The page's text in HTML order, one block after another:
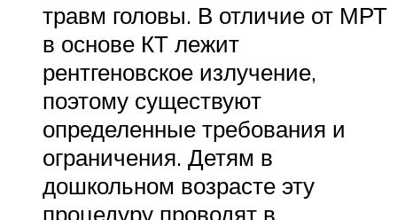
травм головы. В отличие от МРТ
в основе КТ лежит
рентгеновское излучение,
поэтому существуют
определенные требования и
ограничения. Детям в
дошкольном возрасте эту
процедуру проводят в